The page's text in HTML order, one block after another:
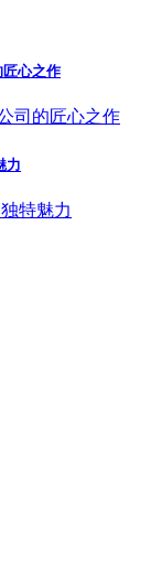
司的匠心之作
特魅力